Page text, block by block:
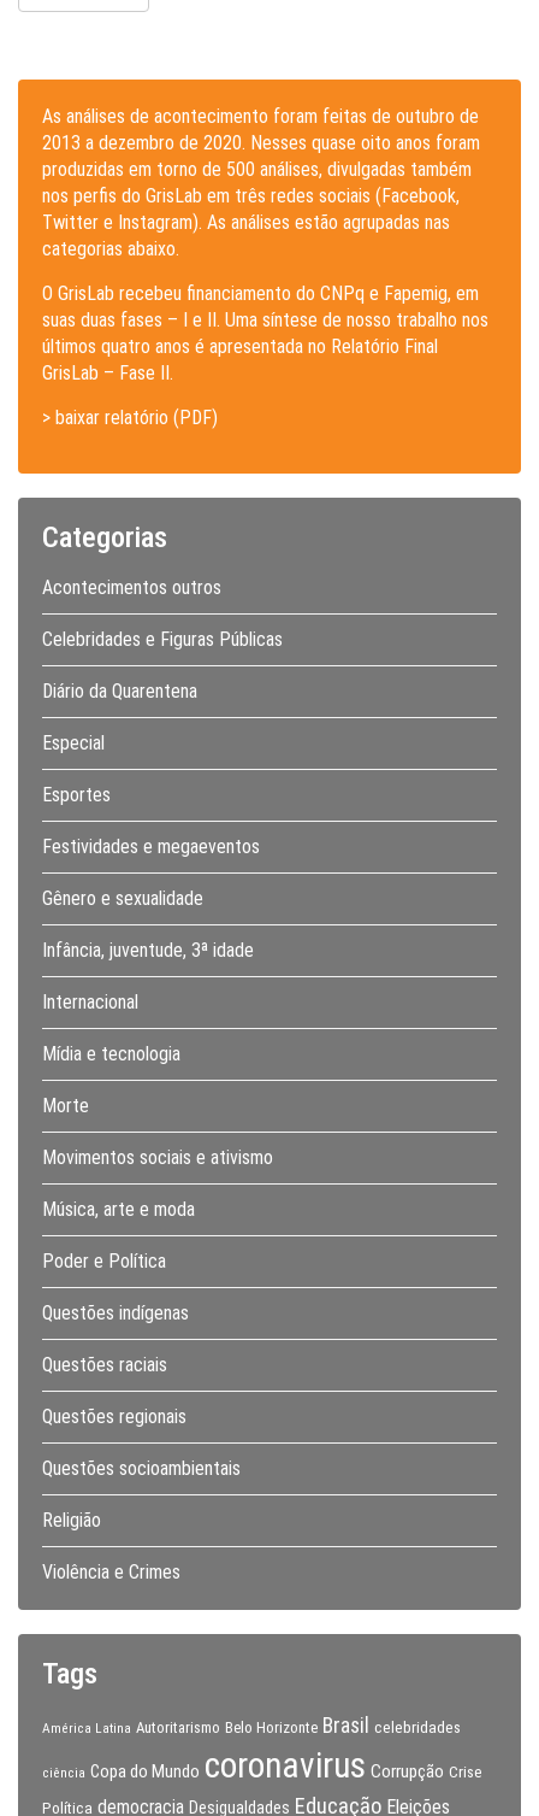
As análises de acontecimento foram feitas de outubro de
2013 a dezembro de 2020. Nesses quase oito anos foram
produzidas em torno de 500 análises, divulgadas também
nos perfis do GrisLab em três redes sociais (Facebook,
Twitter e Instagram). As análises estão agrupadas nas
categorias abaixo.
O GrisLab recebeu financiamento do CNPq e Fapemig, em
suas duas fases – I e II. Uma síntese de nosso trabalho nos
últimos quatro anos é apresentada no Relatório Final
GrisLab – Fase II.
> baixar relatório (PDF)
Categorias
Acontecimentos outros
Celebridades e Figuras Públicas
Diário da Quarentena
Especial
Esportes
Festividades e megaeventos
Gênero e sexualidade
Infância, juventude, 3ª idade
Internacional
Mídia e tecnologia
Morte
Movimentos sociais e ativismo
Música, arte e moda
Poder e Política
Questões indígenas
Questões raciais
Questões regionais
Questões socioambientais
Religião
Violência e Crimes
Tags
América Latina Autoritarismo Belo Horizonte Brasil celebridades
ciência Copa do Mundo coronavirus Corrupção Crise
Política democracia Desigualdades Educação Eleições